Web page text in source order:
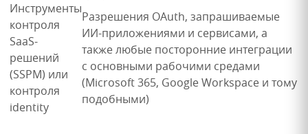
Инструменты
контроля
SaaS-
решений
(SSPM) или
контроля
identity
Разрешения OAuth, запрашиваемые
ИИ-приложениями и сервисами, а
также любые посторонние интеграции
с основными рабочими средами
(Microsoft 365, Google Workspace и тому
подобными)